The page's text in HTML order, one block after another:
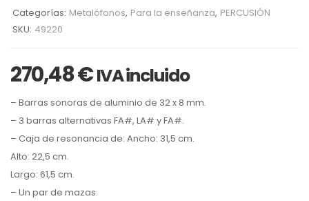
Categorías: Metalófonos, Para la enseñanza, PERCUSIÓN
SKU: 49220
270,48€ IVA incluido
– Barras sonoras de aluminio de 32 x 8 mm.
– 3 barras alternativas FA#, LA# y FA#.
– Caja de resonancia de: Ancho: 31,5 cm.
Alto: 22,5 cm.
Largo: 61,5 cm.
– Un par de mazas.